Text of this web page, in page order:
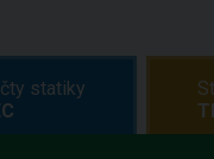
statiky